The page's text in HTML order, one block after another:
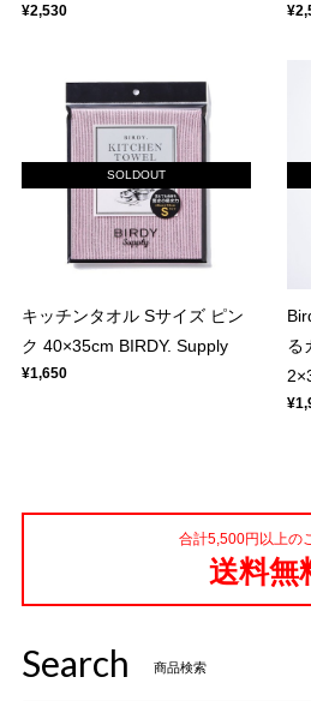
¥2,530
SOLDOUT
キッチンタオル Sサイズ ピン
ク 40×35cm BIRDY. Supply
¥1,650
る
合計5,500円以上の
送料無
Search 商品検索